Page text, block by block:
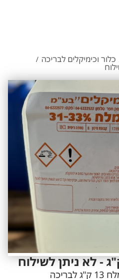
כלור וכימיקלים לבריכה /